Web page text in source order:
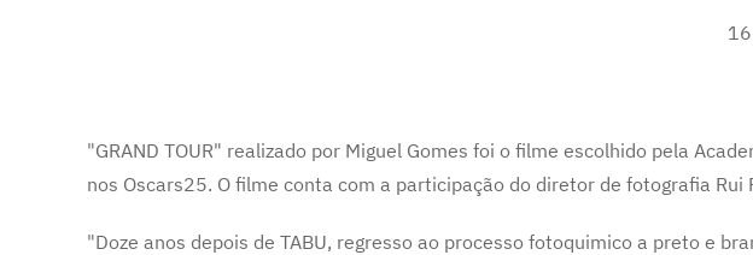
"GRAND TOUR" realizado por Miguel Gomes foi o filme escolhido pela
nos Oscars25. O filme conta com a participação do diretor de fotografia
"Doze anos depois de TABU, regresso ao processo fotoquimico a preto e